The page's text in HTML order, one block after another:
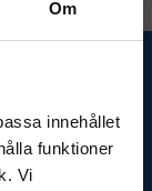
Om
innehållet
funktioner
Vi